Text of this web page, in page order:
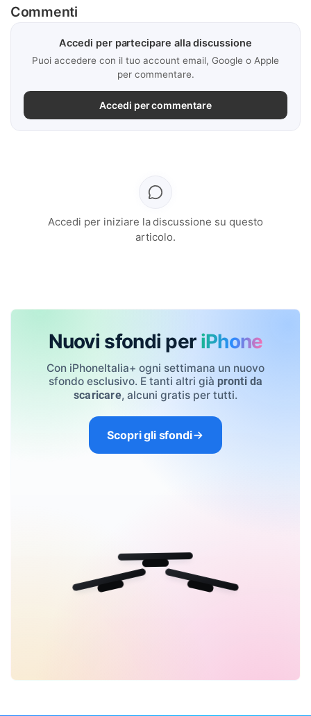
Commenti
Accedi per partecipare alla discussione
Puoi accedere con il tuo account email, Google o Apple
per commentare.
Accedi per commentare
Accedi per iniziare la discussione su questo
articolo.
Nuovi sfondi per iPhone
Con iPhoneItalia+ ogni settimana un nuovo
sfondo esclusivo. E tanti altri già pronti da
scaricare, alcuni gratis per tutti.
Scopri gli sfondi